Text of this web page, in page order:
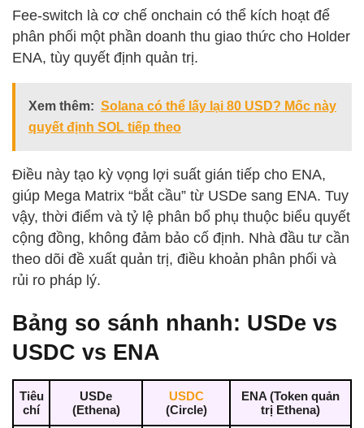
Fee-switch là cơ chế onchain có thể kích hoạt để
phân phối một phần doanh thu giao thức cho Holder
ENA, tùy quyết định quản trị.
Xem thêm: Solana có thể lấy lại 80 USD? Mốc này
quyết định SOL tiếp theo
Điều này tạo kỳ vọng lợi suất gián tiếp cho ENA,
giúp Mega Matrix “bắt cầu” từ USDe sang ENA. Tuy
vậy, thời điểm và tỷ lệ phân bổ phụ thuộc biểu quyết
cộng đồng, không đảm bảo cố định. Nhà đầu tư cần
theo dõi đề xuất quản trị, điều khoản phân phối và
rủi ro pháp lý.
Bảng so sánh nhanh: USDe vs
USDC vs ENA
Tiêu
chí
USDe
(Ethena)
USDC
(Circle)
ENA (Token quản
trị Ethena)